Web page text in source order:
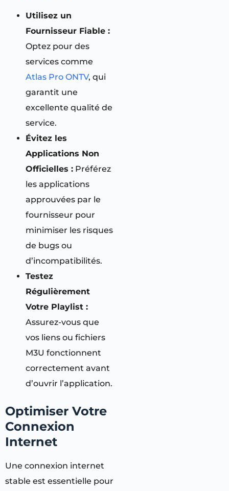
Utilisez un
Fournisseur Fiable :
Optez pour des
services comme
Atlas Pro ONTV, qui
garantit une
excellente qualité de
service.
Évitez les
Applications Non
Officielles : Préférez
les applications
approuvées par le
fournisseur pour
minimiser les risques
de bugs ou
d’incompatibilités.
Testez
Régulièrement
Votre Playlist :
Assurez-vous que
vos liens ou fichiers
M3U fonctionnent
correctement avant
d’ouvrir l’application.
Optimiser Votre
Connexion
Internet
Une connexion internet
stable est essentielle pour